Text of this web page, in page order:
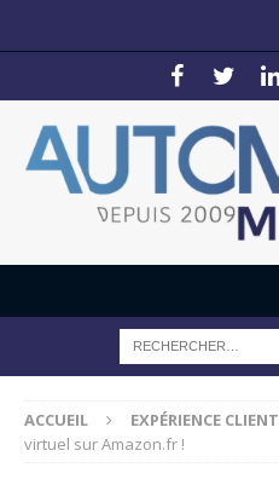
ACCUEIL EXPÉRIENCE CLIENT
virtuel sur Amazon.fr !